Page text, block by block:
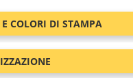
COLORI DI STAMPA